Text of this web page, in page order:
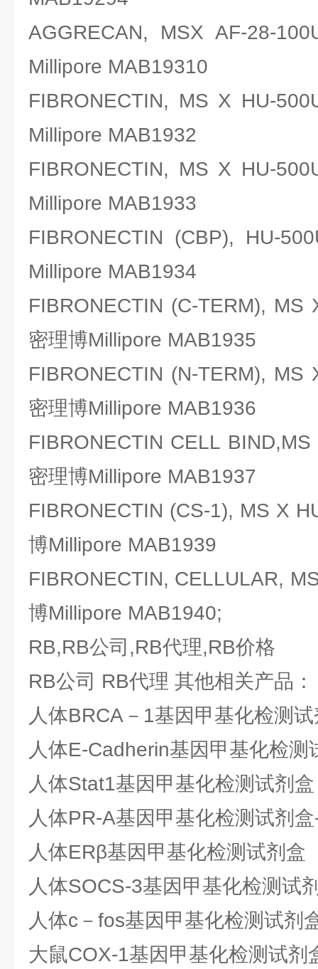
AGGRECAN, MSX AF-28-
Millipore MAB19310
FIBRONECTIN, MS X HU-
Millipore MAB1932
FIBRONECTIN, MS X HU-
Millipore MAB1933
FIBRONECTIN (CBP), HU-
Millipore MAB1934
FIBRONECTIN (C-TERM),
密理博Millipore MAB1935
FIBRONECTIN (N-TERM),
密理博Millipore MAB1936
FIBRONECTIN CELL
密理博Millipore MAB1937
FIBRONECTIN (CS-1), MS X
博Millipore MAB1939
FIBRONECTIN, CELLULAR,
博Millipore MAB1940;
RB,RB公司,RB代理,RB价格
RB公司 RB代理 其他相关产品：
人体BRCA－1基因甲基化检测
人体E-Cadherin基因甲基化检测
人体Stat1基因甲基化检测试剂盒
人体PR-A基因甲基化检测试剂
人体ERβ基因甲基化检测试剂盒
人体SOCS-3基因甲基化检测试
人体c－fos基因甲基化检测试剂
大鼠COX-1基因甲基化检测试剂